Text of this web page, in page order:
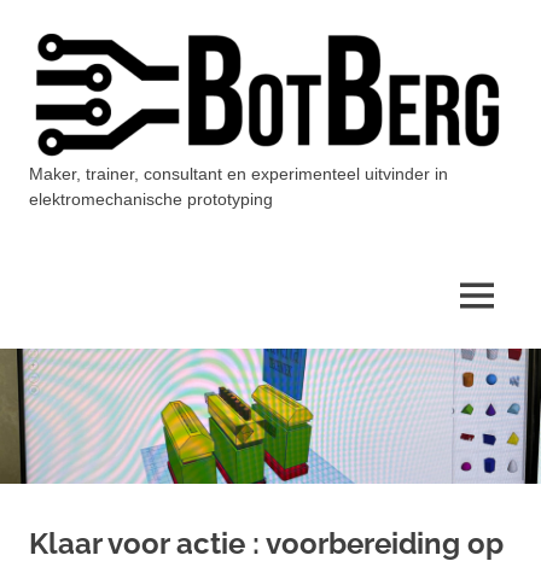
inhoud
BotBerg
Maker, trainer, consultant en experimenteel uitvinder in
elektromechanische prototyping
MENU
Klaar voor actie : voorbereiding op